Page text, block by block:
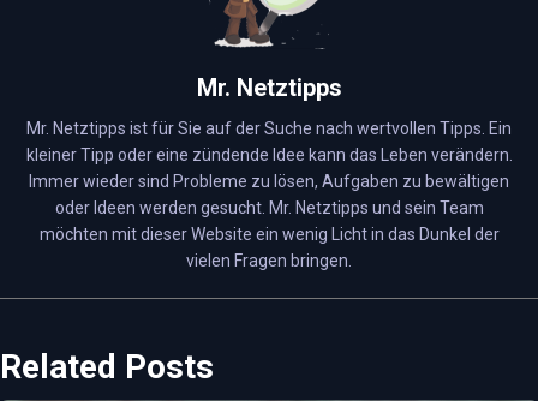
Mr. Netztipps
Mr. Netztipps ist für Sie auf der Suche nach wertvollen Tipps. Ein
kleiner Tipp oder eine zündende Idee kann das Leben verändern.
Immer wieder sind Probleme zu lösen, Aufgaben zu bewältigen
oder Ideen werden gesucht. Mr. Netztipps und sein Team
möchten mit dieser Website ein wenig Licht in das Dunkel der
vielen Fragen bringen.
Related Posts